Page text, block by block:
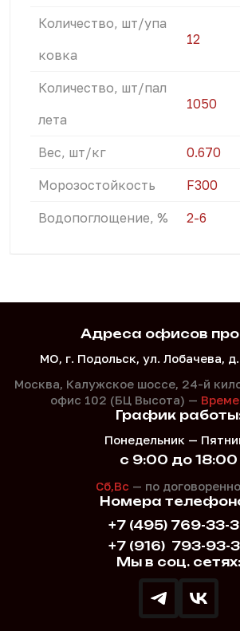
Количество, шт/упа
ковка
12
Количество, шт/пал
лета
1050
Вес, шт/кг 0.670
Морозостойкость F300
Водопоглощение, % 2-6
Адреса офисов
МО, г. Подольск, ул. Лобачева,
Москва, Калужское шоссе, 24-й
офис 102 (БЦ Высота) —
Номера
+7 (495) 769-33-
+7 (916) 793-93-
График
Понедельник —
с 9:00 до 18:00
Сб,Вс — по
Мы в соц. сетях: